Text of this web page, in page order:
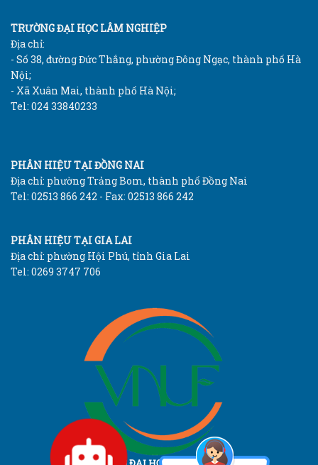
TRƯỜNG ĐẠI HỌC LÂM NGHIỆP
Địa chỉ:
- Số 38, đường Đức Thắng, phường Đông Ngạc, thành phố Hà
Nội;
- Xã Xuân Mai, thành phố Hà Nội;
Tel: 024 33840233
PHÂN HIỆU TẠI ĐỒNG NAI
Địa chỉ: phường Trảng Bom, thành phố Đồng Nai
Tel: 02513 866 242 - Fax: 02513 866 242
PHÂN HIỆU TẠI GIA LAI
Địa chỉ: phường Hội Phú, tỉnh Gia Lai
Tel: 0269 3747 706